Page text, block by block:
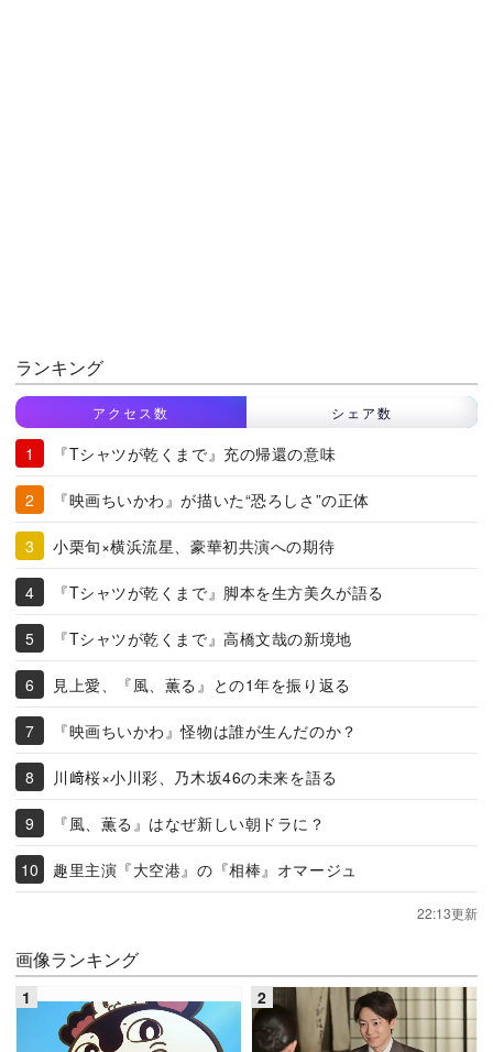
ランキング
アクセス数 シェア数
『Tシャツが乾くまで』充の帰還の意味
『映画ちいかわ』が描いた“恐ろしさ”の正体
小栗旬×横浜流星、豪華初共演への期待
『Tシャツが乾くまで』脚本を生方美久が語る
『Tシャツが乾くまで』高橋文哉の新境地
見上愛、『風、薫る』との1年を振り返る
『映画ちいかわ』怪物は誰が生んだのか？
川﨑桜×小川彩、乃木坂46の未来を語る
『風、薫る』はなぜ新しい朝ドラに？
趣里主演『大空港』の『相棒』オマージュ
22:13更新
画像ランキング